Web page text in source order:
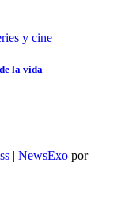
y cine
la vida
| NewsExo por